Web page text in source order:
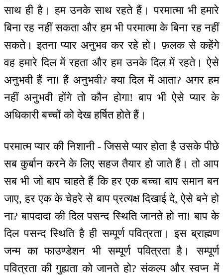
साथ ही है। हम उनके साथ रहते हैं। परमात्मा भी हमारे
बिना रह नहीं सकता और हम भी परमात्मा के बिना रह नहीं
सकते। इतना प्यार अनुभव कर रहे हो। फ़लक से कहेंगे
वह हमारे दिल में रहता और हम उनके दिल में रहते। ऐसे
अनुभवी हैं ना! हैं अनुभवी? क्या दिल में आता? अगर हम
नहीं अनुभवी होंगे तो कौन होगा! बाप भी ऐसे प्यार के
अधिकारी बच्चों को देख हर्षित होते हैं।
परमात्म प्यार की निशानी - जिससे प्यार होता है उसके पीछे
सब कुर्बान करने के लिए सहज तैयार हो जाते हैं। तो आप
सब भी जो बाप चाहते हैं कि हर एक बच्चा बाप समान बन
जाए, हर एक के चेहरे से बाप प्रत्यक्ष दिखाई दे, ऐसे बने हो
ना? बापदादा की दिल पसन्द स्थिति जानते हो ना! बाप के
दिल पसन्द स्थिति है ही सम्पूर्ण पवित्रता। इस ब्राह्मण
जन्म का फाउण्डेशन भी सम्पूर्ण पवित्रता है। सम्पूर्ण
पवित्रता की गुह्यता को जानते हो? संकल्प और स्वप्न में